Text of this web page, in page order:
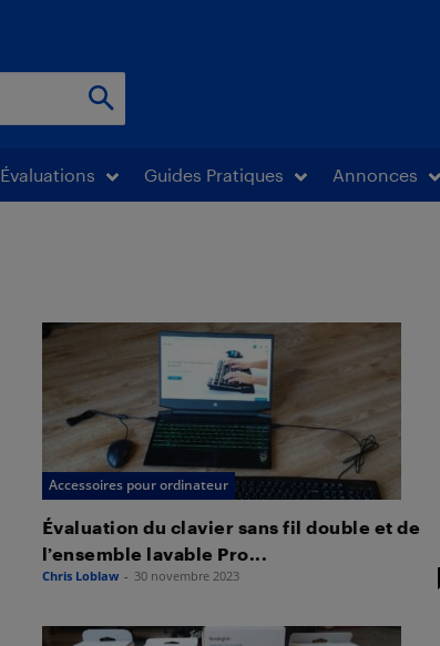
Évaluations Guides Pratiques Annonces
Accessoires pour ordinateur
Évaluation du clavier sans fil double et de
l’ensemble lavable Pro...
Chris Loblaw - 30 novembre 2023